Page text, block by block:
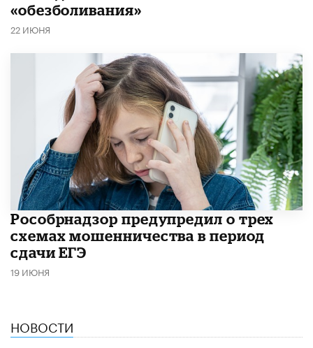
«обезболивания»
22 ИЮНЯ
Рособрнадзор предупредил о трех
схемах мошенничества в период
сдачи ЕГЭ
19 ИЮНЯ
НОВОСТИ